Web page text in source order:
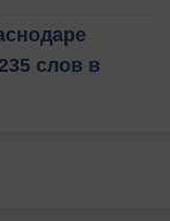
слов в